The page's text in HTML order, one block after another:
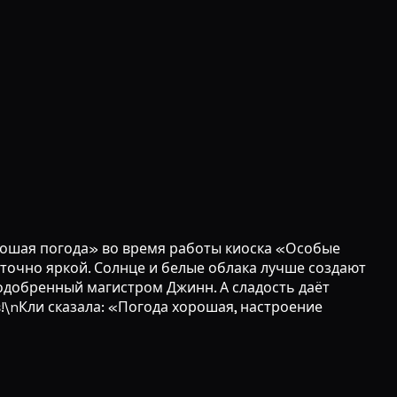
погода» во время работы киоска «Особые
яркой. Солнце и белые облака лучше создают
магистром Джинн. А сладость даёт
сказала: «Погода хорошая, настроение